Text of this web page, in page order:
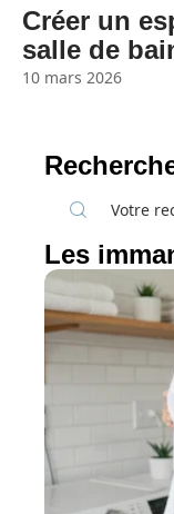
Créer un
salle de
10 mars 2026
Les